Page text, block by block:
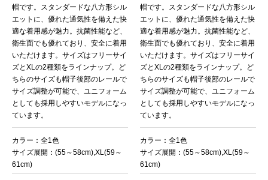
帽です。スタンダードな八方形シル
エットに、優れた通気性を備えた快
適な着用感が魅力。抗菌性能など、
衛生面でも優れており、安全に着用
いただけます。サイズはフリーサイ
ズとXLの2種類をラインナップ。ど
ちらのサイズも帽子後部のレールで
サイズ調整が可能で、ユニフォーム
としても採用しやすいモデルになっ
ています。
カラー：全1色
サイズ展開：(55～58cm),XL(59～
61cm)
帽です。スタンダードな八方形シル
エットに、優れた通気性を備えた快
適な着用感が魅力。抗菌性能など、
衛生面でも優れており、安全に着用
いただけます。サイズはフリーサイ
ズとXLの2種類をラインナップ。ど
ちらのサイズも帽子後部のレールで
サイズ調整が可能で、ユニフォーム
としても採用しやすいモデルになっ
ています。
カラー：全1色
サイズ展開：(55～58cm),XL(59～
61cm)